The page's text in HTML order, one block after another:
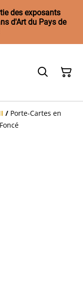
des exposants
d'Art du Pays de
/ Porte-Cartes en